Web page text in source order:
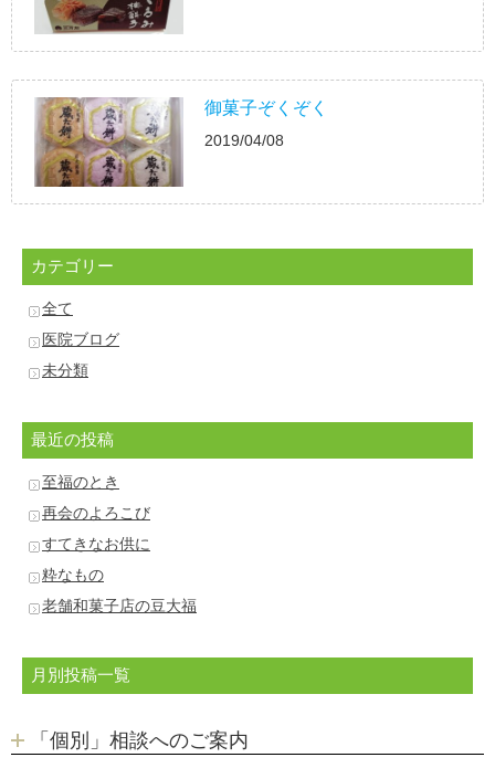
御菓子ぞくぞく
2019/04/08
カテゴリー
全て
医院ブログ
未分類
最近の投稿
至福のとき
再会のよろこび
すてきなお供に
粋なもの
老舗和菓子店の豆大福
月別投稿一覧
「個別」相談へのご案内